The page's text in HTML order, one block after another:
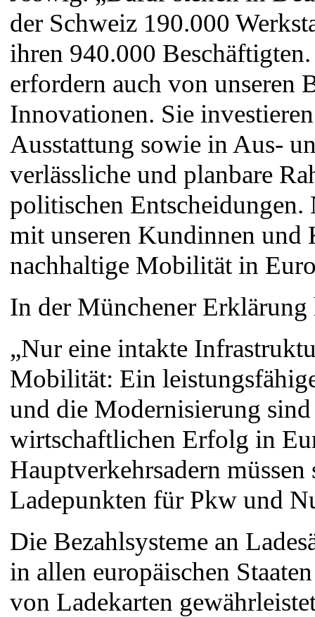
der Schweiz 190.000
ihren 940.000
erfordern auch von unseren
Innovationen. Sie
Ausstattung sowie in Aus-
verlässliche und planbare
politischen
mit unseren Kundinnen und
nachhaltige Mobilität in
In der Münchener Erklärung
„Nur eine intakte
Mobilität: Ein
und die Modernisierung
wirtschaftlichen Erfolg in
Hauptverkehrsadern
Ladepunkten für Pkw und
Die Bezahlsysteme an
in allen europäischen
von Ladekarten